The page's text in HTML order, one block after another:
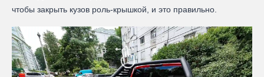
чтобы закрыть кузов роль-крышкой, и это правильно.